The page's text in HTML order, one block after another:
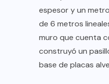
espesor y un
de 6 metros
muro que cuenta
construyó un
base de placas